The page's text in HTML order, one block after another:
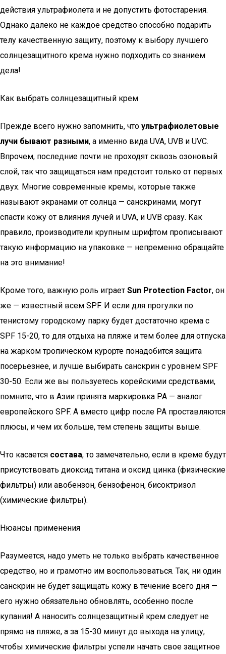
действия ультрафиолета и не допустить фотостарения.
Однако далеко не каждое средство способно подарить
телу качественную защиту, поэтому к выбору лучшего
солнцезащитного крема нужно подходить со знанием
дела!
Как выбрать солнцезащитный крем
Прежде всего нужно запомнить, что ультрафиолетовые
лучи бывают разными, а именно вида UVA, UVB и UVC.
Впрочем, последние почти не проходят сквозь озоновый
слой, так что защищаться нам предстоит только от первых
двух. Многие современные кремы, которые также
называют экранами от солнца — санскринами, могут
спасти кожу от влияния лучей и UVA, и UVB сразу. Как
правило, производители крупным шрифтом прописывают
такую информацию на упаковке — непременно обращайте
на это внимание!
Кроме того, важную роль играет Sun Protection Factor, он
же — известный всем SPF. И если для прогулки по
тенистому городскому парку будет достаточно крема с
SPF 15-20, то для отдыха на пляже и тем более для отпуска
на жарком тропическом курорте понадобится защита
посерьезнее, и лучше выбирать санскрин с уровнем SPF
30-50. Если же вы пользуетесь корейскими средствами,
помните, что в Азии принята маркировка PA — аналог
европейского SPF. А вместо цифр после PA проставляются
плюсы, и чем их больше, тем степень защиты выше.
Что касается состава, то замечательно, если в креме будут
присутствовать диоксид титана и оксид цинка (физические
фильтры) или авобензон, бензофенон, бисоктризол
(химические фильтры).
Нюансы применения
Разумеется, надо уметь не только выбрать качественное
средство, но и грамотно им воспользоваться. Так, ни один
санскрин не будет защищать кожу в течение всего дня —
его нужно обязательно обновлять, особенно после
купания! А наносить солнцезащитный крем следует не
прямо на пляже, а за 15-30 минут до выхода на улицу,
чтобы химические фильтры успели начать свое защитное